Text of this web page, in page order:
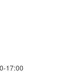
17:00